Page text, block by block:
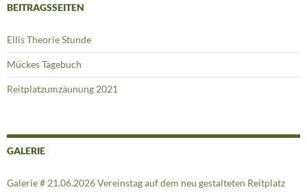
BEITRAGSSEITEN
Ellis Theorie Stunde
Mückes Tagebuch
Reitplatzumzäunung 2021
GALERIE
Galerie # 21.06.2026 Vereinstag auf dem neu gestalteten Reitplatz